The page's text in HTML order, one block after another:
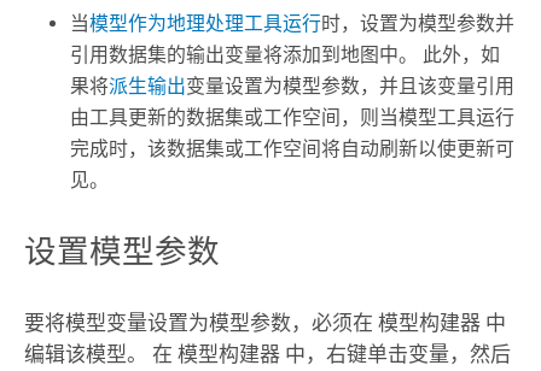
当模型作为地理处理工具运行时，设置为模型参数并
引用数据集的输出变量将添加到地图中。 此外，如
果将派生输出变量设置为模型参数，并且该变量引用
由工具更新的数据集或工作空间，则当模型工具运行
完成时，该数据集或工作空间将自动刷新以使更新可
见。
设置模型参数
要将模型变量设置为模型参数，必须在 模型构建器中
编辑该模型。 在 模型构建器中，右键单击变量，然后